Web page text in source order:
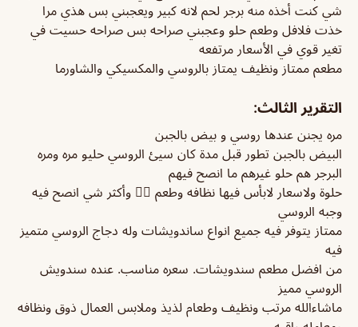
شي كنت أخذه منه برجر لحم لانه كبير ويعجبني بس هذي مرا
خذت فلافل وطعم حلو وعجبني صراحه بس صراحه حسيت في
تغير قوي في الأسعار مرتفعه
مطعم ممتاز ونظيف يمتاز بالروسي والمكسيكي والشاورما
التقرير الثالث:
مره يجنن عندها روسي و بيض بالجبن
البيض بالجبن تطور قبل مدة كان سيئ الروسي حليو مره ومره
البرجر هم حلو غيرهم ما انصح فيهم
حلوة ولاسعار لابأس فيها نظافه وطعم 👍🏼 وأكثر شي انصح فيه
وجبه الروسي
ممتاز يتوفر فيه جميع انواع ساندويشات وله دجاج الروسي متميز
فيه
من افضل مطعم سندويشات. سعره مناسب. عنده سندويش
الروسي مميز
ماشاءالله مرتب ونظيف وطعام لذيذ وملابس العمال ذوق ونظافه